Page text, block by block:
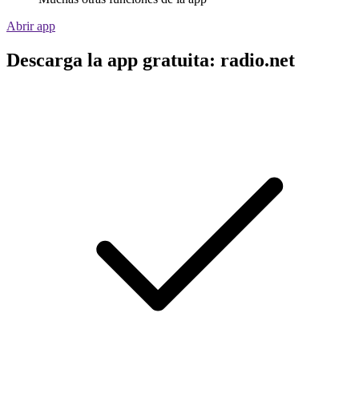
Abrir app
Descarga la app gratuita: radio.net